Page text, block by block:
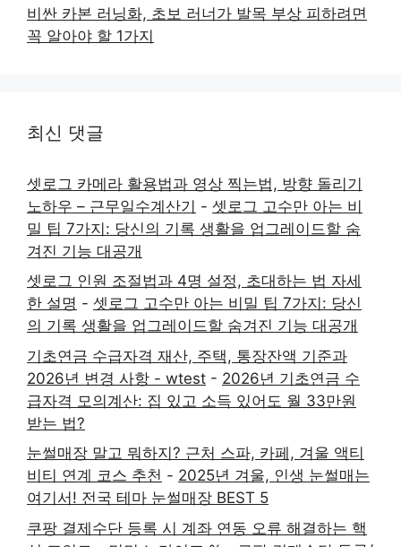
비싼 카본 러닝화, 초보 러너가 발목 부상 피하려면
꼭 알아야 할 1가지
최신 댓글
셋로그 카메라 활용법과 영상 찍는법, 방향 돌리기
노하우 – 근무일수계산기 - 셋로그 고수만 아는 비
밀 팁 7가지: 당신의 기록 생활을 업그레이드할 숨
겨진 기능 대공개
셋로그 인원 조절법과 4명 설정, 초대하는 법 자세
한 설명 - 셋로그 고수만 아는 비밀 팁 7가지: 당신
의 기록 생활을 업그레이드할 숨겨진 기능 대공개
기초연금 수급자격 재산, 주택, 통장잔액 기준과
2026년 변경 사항 - wtest - 2026년 기초연금 수
급자격 모의계산: 집 있고 소득 있어도 월 33만원
받는 법?
눈썰매장 말고 뭐하지? 근처 스파, 카페, 겨울 액티
비티 연계 코스 추천 - 2025년 겨울, 인생 눈썰매는
여기서! 전국 테마 눈썰매장 BEST 5
쿠팡 결제수단 등록 시 계좌 연동 오류 해결하는 핵